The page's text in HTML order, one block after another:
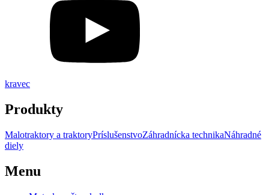
kravec
Produkty
Malotraktory a traktoryPríslušenstvoZáhradnícka technikaNáhradné
diely
Menu